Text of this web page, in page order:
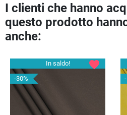
I clienti che hanno
questo prodotto
anche:
In saldo!
-30%
favorite